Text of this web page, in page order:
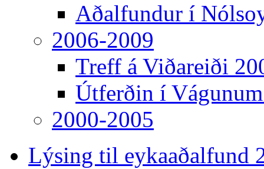
Aðalfundur í
2006-2009
Treff á Viðareiði
Útferðin í
2000-2005
Lýsing til eykaaðalfund